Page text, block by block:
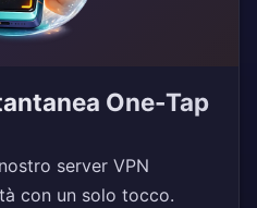
One-Tap
server VPN
con un solo tocco.